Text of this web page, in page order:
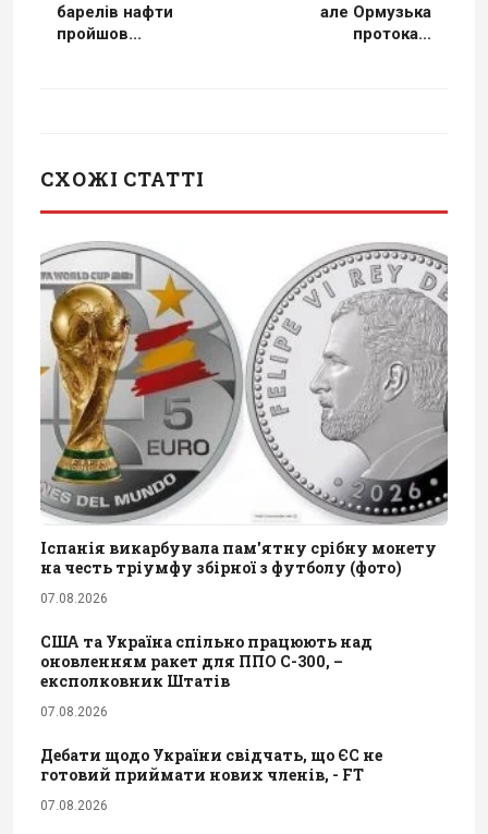
барелів нафти
пройшов...
але Ормузька
протока...
СХОЖІ СТАТТІ
Іспанія викарбувала пам'ятну срібну монету
на честь тріумфу збірної з футболу (фото)
07.08.2026
США та Україна спільно працюють над
оновленням ракет для ППО С-300, –
експолковник Штатів
07.08.2026
Дебати щодо України свідчать, що ЄС не
готовий приймати нових членів, - FT
07.08.2026